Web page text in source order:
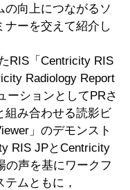
の向上につながるソ
ナーを交えて紹介し
RIS「Centricity RIS
Radiology Report
ーションとしてPRさ
組み合わせる読影ビ
」のデモンスト
RIS JPとCentricity
の声を基にワークフ
ムともに，